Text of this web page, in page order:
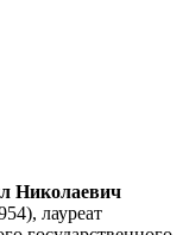
Николаевич
лауреат